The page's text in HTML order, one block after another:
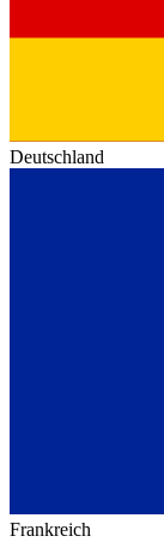
Deutschland
Frankreich